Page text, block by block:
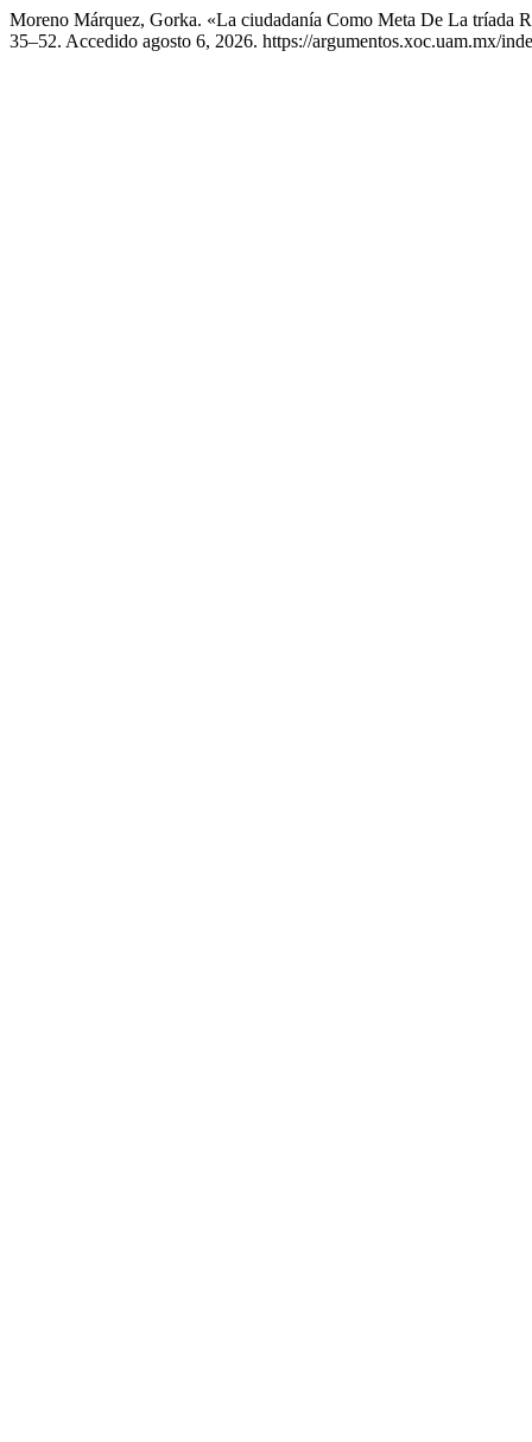
Moreno Márquez, Gorka. «La ciudadanía Como Meta De La tríada
35–52. Accedido agosto 6, 2026. https://argumentos.xoc.uam.mx/